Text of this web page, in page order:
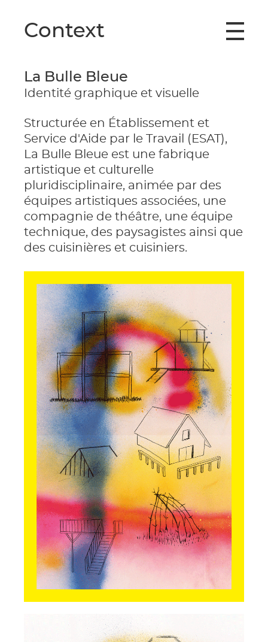
Context
La Bulle Bleue
Identité graphique et visuelle
Structurée en Établissement et
Service d'Aide par le Travail (ESAT),
La Bulle Bleue est une fabrique
artistique et culturelle
pluridisciplinaire, animée par des
équipes artistiques associées, une
compagnie de théâtre, une équipe
technique, des paysagistes ainsi que
des cuisinières et cuisiniers.